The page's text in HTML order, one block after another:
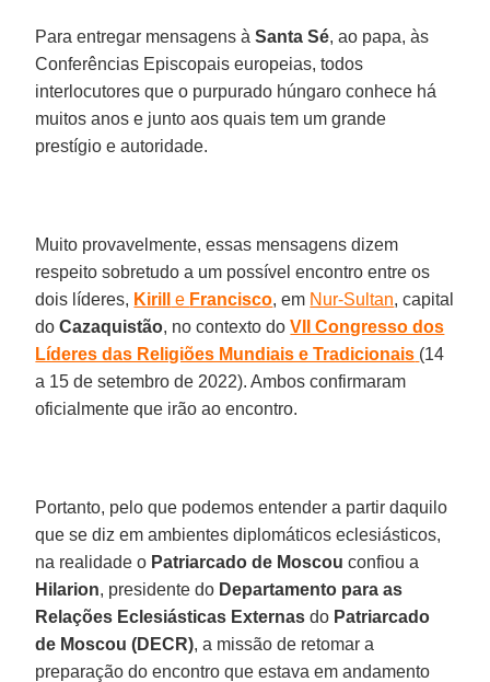
Para entregar mensagens àSanta Sé, ao papa, às
Conferências Episcopais europeias, todos
interlocutores que o purpurado húngaro conhece há
muitos anos e junto aos quais tem um grande
prestígio e autoridade.
Muito provavelmente, essas mensagens dizem
respeito sobretudo a um possível encontro entre os
dois líderes, Kirill e Francisco, em Nur-Sultan, capital
doCazaquistão, no contexto doVII Congresso dos
Líderes das Religiões Mundiais e Tradicionais (14
a 15 de setembro de 2022). Ambos confirmaram
oficialmente que irão ao encontro.
Portanto, pelo que podemos entender a partir daquilo
que se diz em ambientes diplomáticos eclesiásticos,
na realidade o Patriarcado de Moscou confiou a
Hilarion, presidente do Departamento para as
Relações Eclesiásticas Externas do Patriarcado
de Moscou (DECR), a missão de retomar a
preparação do encontro que estava em andamento